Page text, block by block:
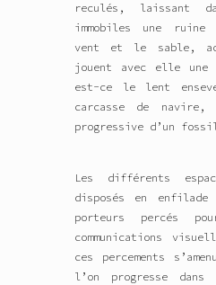
reculés, laissant
immobiles une ruine
vent et le sable,
jouent avec elle une
est-ce le lent
carcasse de navire,
progressive d’un
Les différents
disposés en enfilade
porteurs percés
communications
ces percements
l’on progresse